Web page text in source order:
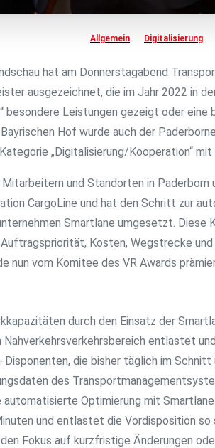
Allgemein Digitalisierung
hat am Donnerstagabend
ausgezeichnet, die im Jahr 2022 in
besondere Leistungen gezeigt oder
Hof wurde auch der
„Digitalisierung/Kooperation“
und Standorten in
CargoLine und hat den Schritt zur
Smartlane umgesetzt. Diese
Kosten, Wegstrecke
nun vom Komitee des VR Awards
durch den Einsatz der
entlastet
Disponenten, die bisher täglich im
des
Optimierung mit
und entlastet die Vordisposition
Fokus auf kurzfristige Änderungen